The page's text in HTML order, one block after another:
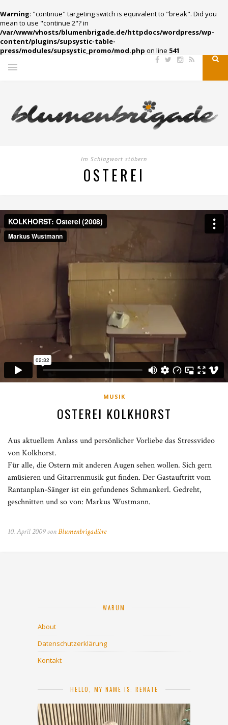
Warning: "continue" targeting switch is equivalent to "break". Did you
mean to use "continue 2"? in
/var/www/vhosts/blumenbrigade.de/httpdocs/wordpress/wp-
content/plugins/supsystic-table-
press/modules/supsystic_promo/mod.php on line 541
Im Schlagwort stöbern
OSTEREI
MUSIK
OSTEREI KOLKHORST
Aus aktuellem Anlass und persönlicher Vorliebe das Stressvideo
von Kolkhorst.
Für alle, die Ostern mit anderen Augen sehen wollen. Sich gern
amüsieren und Gitarrenmusik gut finden. Der Gastauftritt vom
Rantanplan-Sänger ist ein gefundenes Schmankerl. Gedreht,
geschnitten und so von: Markus Wustmann.
10. April 2009 vonBlumenbrigadière
WARUM
About
Datenschutzerklärung
Kontakt
HELLO, MY NAME IS: RENATE